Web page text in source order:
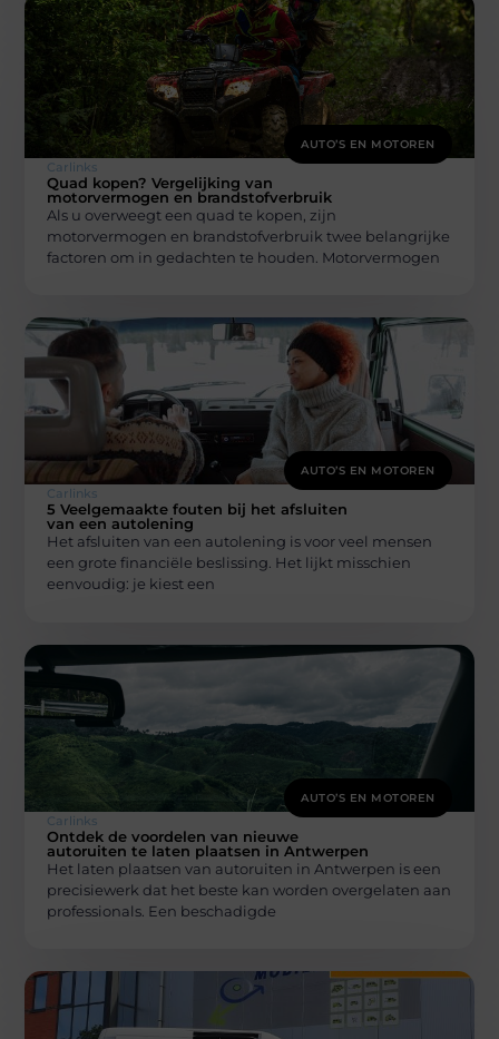
AUTO’S EN MOTOREN
Carlinks
Quad kopen? Vergelijking van
motorvermogen en brandstofverbruik
Als u overweegt een quad te kopen, zijn
motorvermogen en brandstofverbruik twee belangrijke
factoren om in gedachten te houden. Motorvermogen
AUTO’S EN MOTOREN
Carlinks
5 Veelgemaakte fouten bij het afsluiten
van een autolening
Het afsluiten van een autolening is voor veel mensen
een grote financiële beslissing. Het lijkt misschien
eenvoudig: je kiest een
AUTO’S EN MOTOREN
Carlinks
Ontdek de voordelen van nieuwe
autoruiten te laten plaatsen in Antwerpen
Het laten plaatsen van autoruiten in Antwerpen is een
precisiewerk dat het beste kan worden overgelaten aan
professionals. Een beschadigde